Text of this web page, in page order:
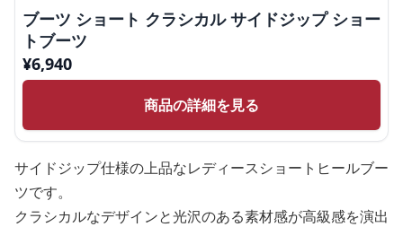
ブーツ ショート クラシカル サイドジップ ショー
トブーツ
¥6,940
商品の詳細を見る
サイドジップ仕様の上品なレディースショートヒールブー
ツです。
クラシカルなデザインと光沢のある素材感が高級感を演出